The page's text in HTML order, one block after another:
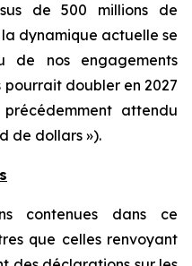
de 500 millions de
dynamique actuelle se
de nos engagements
doubler en 2027
attendu
de dollars »).
contenues dans ce
que celles renvoyant